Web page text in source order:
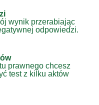
wynik przerabiając
odpowiedzi.
prawnego chcesz
test z kilku aktów